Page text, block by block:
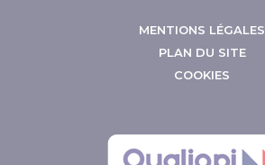
MENTIONS LÉGALES
PLAN DU SITE
COOKIES